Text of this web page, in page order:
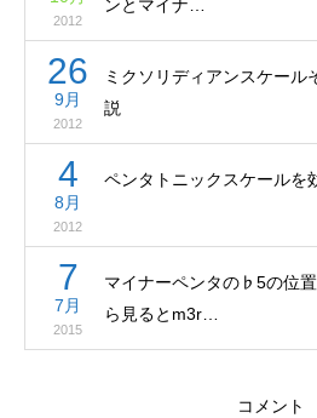
2012
ンとマイナ…
26
9月
2012
ミクソリディアンスケール
説
4
8月
2012
ペンタトニックスケールを
7
7月
2015
マイナーペンタの♭5の位
ら見るとm3r…
コメント